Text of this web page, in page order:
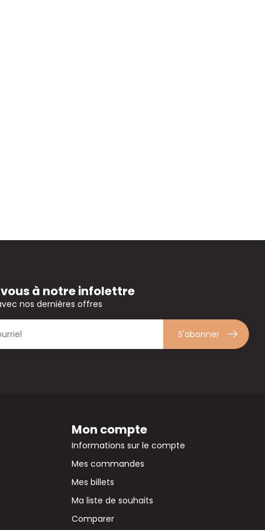
à notre infolettre
nos dernières offres
S'abonner
Mon compte
Informations sur le compte
Mes commandes
Mes billets
Ma liste de souhaits
Comparer